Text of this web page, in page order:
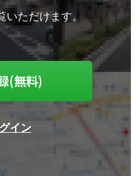
いただけます。
(無料)
イン